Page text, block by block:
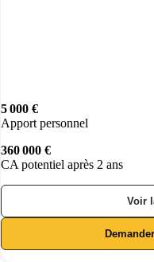
5 000 €
Apport personnel
360 000 €
CA potentiel après 2 ans
Voir